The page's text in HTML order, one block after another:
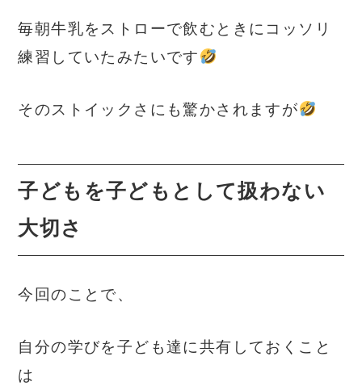
毎朝牛乳をストローで飲むときにコッソリ
練習していたみたいです
そのストイックさにも驚かされますが
子どもを子どもとして扱わない
大切さ
今回のことで、
自分の学びを子ども達に共有しておくこと
は